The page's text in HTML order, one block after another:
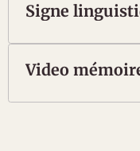
Signe
Video